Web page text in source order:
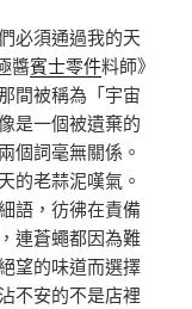
必須通過我的天
醬賓士零件料師》
間被稱為「宇宙
是一個被遺棄的
個詞毫無關係。
的老蒜泥嘆氣。
語，彷彿在責備
連蒼蠅都因為難
望的味道而選擇
不安的不是店裡